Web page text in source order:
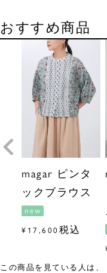
おすすめ商品
magar ピンタ
ックブラウス
new
¥ 17,600 税込
この商品を見ている人は、